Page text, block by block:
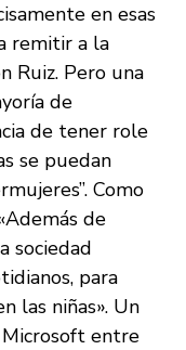
en esas
remitir a la
Ruiz. Pero una
de
de tener role
se puedan
Como
de
sociedad
para
las niñas». Un
entre